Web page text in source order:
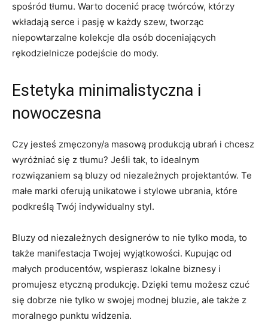
spośród tłumu. Warto docenić pracę twórców, którzy
wkładają serce i pasję⁤ w każdy szew, tworząc
niepowtarzalne​ kolekcje⁣ dla⁤ osób⁣ doceniających
⁢rękodzielnicze ​podejście do ‌mody.
Estetyka‍ minimalistyczna i
nowoczesna
Czy jesteś‌ zmęczony/a masową produkcją ubrań ‍i chcesz
wyróżniać się z tłumu? Jeśli ⁣tak, to​ idealnym
‍rozwiązaniem są bluzy od niezależnych projektantów. Te
małe marki oferują‌ unikatowe i stylowe ubrania,‌ które
podkreślą Twój indywidualny styl.
Bluzy⁤ od niezależnych designerów to nie⁢ tylko moda, to
także manifestacja Twojej wyjątkowości. Kupując od
małych producentów, wspierasz lokalne biznesy​ i‌
promujesz ​etyczną produkcję.⁢ Dzięki​ temu możesz czuć
się dobrze nie ‌tylko w swojej modnej⁢ bluzie, ale ‍także z
moralnego ​punktu⁣ widzenia.